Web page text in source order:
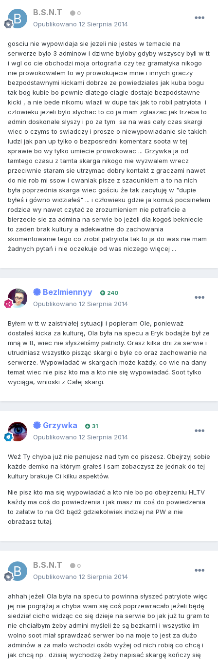
B.S.N.T 0
Opublikowano 12 Sierpnia 2014
gosciu nie wypowidaja sie jezeli nie jestes w temacie na
serwerze bylo 3 adminow i dziwne byloby gdyby wszyscy byli w tt
i wgl co cie obchodzi moja ortografia czy tez gramatyka nikogo
nie prowokowalem to wy prowokujecie mnie i innych graczy
bezpodstawnymi kickami dobrze ze powiedziales jak kuba bogu
tak bog kubie bo pewnie dlatego ciagle dostaje bezpodstawne
kicki , a nie bede nikomu wlazil w dupe tak jak to robil patryiota i
czlowieku jezeli bylo slychac to co ja mam zglaszac jak trzeba to
admin doskonale slyszy i po za tym sa na was caly czas skargi
wiec o czyms to swiadczy i prosze o niewypowiadanie sie takich
ludzi jak pan up tylko o bezposredni komentarz soota w tej
sprawie bo wy tylko umiecie prowokowac ... Grzywka ja od
tamtego czasu z tamta skarga nikogo nie wyzwalem wrecz
przeciwnie staram sie utrzymac dobry kontakt z graczami nawet
do nie rob mi ssow i cwaniak pisze z szacunkiem a to na nich
była poprzednia skarga wiec gościu że tak zacytuję w "dupie
byłeś i gówno widziałeś" ... i człowieku gdzie ja komuś pocsinełem
rodzica wy nawet czytać ze zrozumieniem nie potraficie a
bierzecie sie za admina na serwie bo jeżeli dla kogoś bekniecie
to zaden brak kultury a adekwatne do zachowania
skomentowanie tego co zrobil patryiota tak to ja do was nie mam
żadnych pytań i nie oczekuje od was niczego więcej ...
BezImiennyy 240
Opublikowano 12 Sierpnia 2014
Byłem w tt w zaistniałej sytuacji i popieram Ole, ponieważ
dostałeś kicka za kulturę, Ola była na specu a Eryk bodajże był ze
mną w tt, wiec nie słyszeliśmy patrioty. Grasz kilka dni za serwie i
utrudniasz wszystko pisząc skargi o byle co oraz zachowanie na
serwerze. Wypowiadać w skargach może każdy, co wie na dany
temat wiec nie pisz kto ma a kto nie się wypowiadać. Soot tylko
wyciąga, wnioski z Całej skargi.
Grzywka 31
Opublikowano 12 Sierpnia 2014
Weź Ty chyba już nie panujesz nad tym co piszesz. Obejrzyj sobie
każde demko na którym grałeś i sam zobaczysz że jednak do tej
kultury brakuje Ci kilku aspektów.
Nie pisz kto ma się wypowiadać a kto nie bo po obejrzeniu HLTV
każdy ma coś do powiedzenia i jak masz mi coś do powiedzenia
to załatw to na GG bądź gdziekolwiek indziej na PW a nie
obrażasz tutaj.
B.S.N.T 0
Opublikowano 12 Sierpnia 2014
ahhah jeżeli Ola była na specu to powinna słyszeć patryiote więc
jej nie pogrążaj a chyba wam się coś poprzewracało jeżeli będę
siedział cicho widząc co się dzieje na serwie bo jak już tu gram to
nie chciałbym żeby admini myśleli że są bezkarni i wszystko im
wolno soot miał sprawdzać serwer bo na moje to jest za dużo
adminów a za mało wchodzi osób wyżej od nich robią co chcą i
jak chcą np . dzisiaj wychodzę żeby napisać skargę kończy się